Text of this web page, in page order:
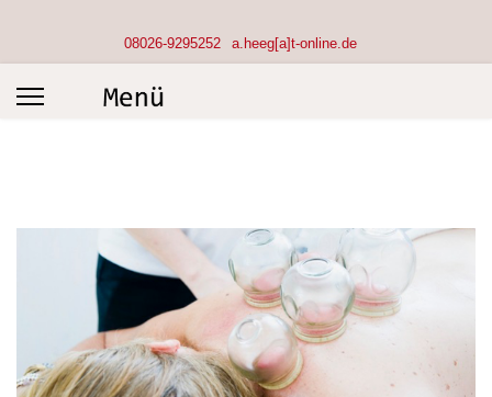
08026-9295252 a.heeg[a]t-online.de